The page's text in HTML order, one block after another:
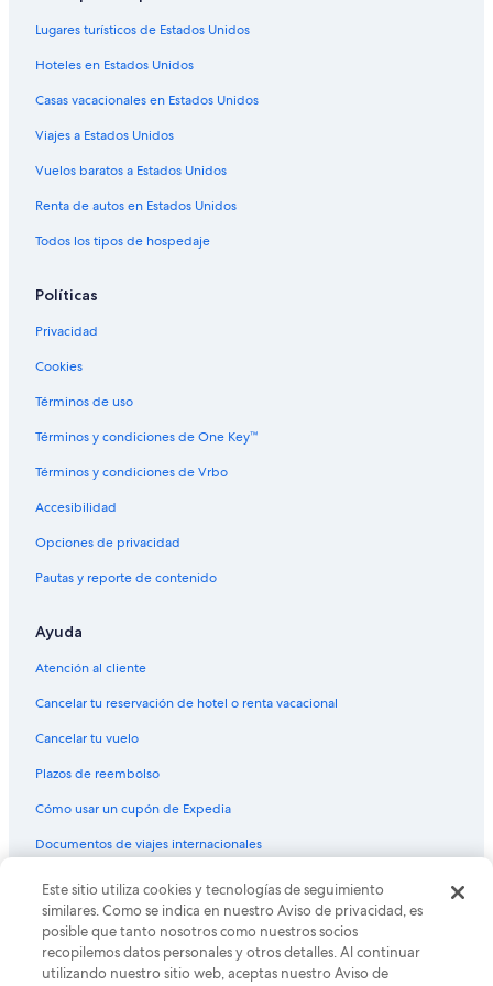
Hoteles para bodas en Centro de Orlando
Vacaciones solo para adultos en Centro de Orlando
Walt Disney World Resort en Centro de Orlando
Wyndham Hotels en Centro de Orlando
Hoteles en Centro de Orlando
Hoteles cerca de City Arts Factory
Casas de huéspedes en Condado de Orange
Resorts en Condado de Orange
Apartamentos en Condado de Orange
Moteles en Condado de Orange
Hoteles baratos en Condado de Orange
Hoteles en Condado de Orange
Hoteles cerca de Resort de Walt Disney World®
Lugares turísticos de Estados Unidos
Hoteles en Estados Unidos
Casas vacacionales en Estados Unidos
Viajes a Estados Unidos
Vuelos baratos a Estados Unidos
Renta de autos en Estados Unidos
Todos los tipos de hospedaje
Políticas
Privacidad
Cookies
Términos de uso
Términos y condiciones de One Key™
Términos y condiciones de Vrbo
Accesibilidad
Opciones de privacidad
Pautas y reporte de contenido
Ayuda
Atención al cliente
Cancelar tu reservación de hotel o renta vacacional
Cancelar tu vuelo
Plazos de reembolso
Cómo usar un cupón de Expedia
Documentos de viajes internacionales
© 2026 Expedia, Inc., una empresa de Expedia Group. Todos los
derechos reservados. Expedia y el logo de Expedia son marcas
registradas o marcas comerciales de Expedia, Inc. CST# 2029030-50.
Este sitio utiliza cookies y tecnologías de seguimiento
similares. Como se indica en nuestro Aviso de privacidad, es
posible que tanto nosotros como nuestros socios
recopilemos datos personales y otros detalles. Al continuar
utilizando nuestro sitio web, aceptas nuestro Aviso de